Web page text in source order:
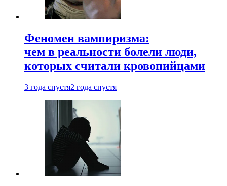
Феномен вампиризма:
чем в реальности болели люди,
которых считали кровопийцами
3 года спустя2 года спустя